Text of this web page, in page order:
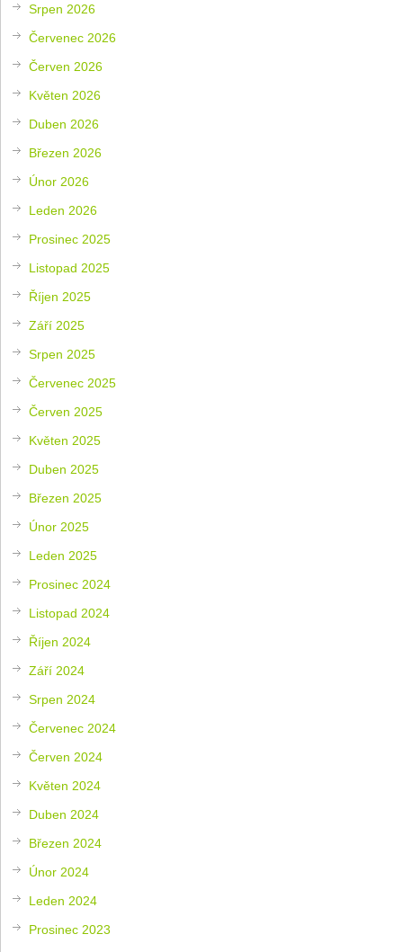
Srpen 2026
Červenec 2026
Červen 2026
Květen 2026
Duben 2026
Březen 2026
Únor 2026
Leden 2026
Prosinec 2025
Listopad 2025
Říjen 2025
Září 2025
Srpen 2025
Červenec 2025
Červen 2025
Květen 2025
Duben 2025
Březen 2025
Únor 2025
Leden 2025
Prosinec 2024
Listopad 2024
Říjen 2024
Září 2024
Srpen 2024
Červenec 2024
Červen 2024
Květen 2024
Duben 2024
Březen 2024
Únor 2024
Leden 2024
Prosinec 2023